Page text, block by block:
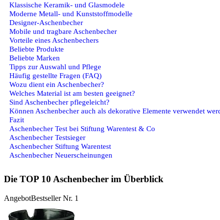
Klassische Keramik- und Glasmodele
Moderne Metall- und Kunststoffmodelle
Designer-Aschenbecher
Mobile und tragbare Aschenbecher
Vorteile eines Aschenbechers
Beliebte Produkte
Beliebte Marken
Tipps zur Auswahl und Pflege
Häufig gestellte Fragen (FAQ)
Wozu dient ein Aschenbecher?
Welches Material ist am besten geeignet?
Sind Aschenbecher pflegeleicht?
Können Aschenbecher auch als dekorative Elemente verwendet
Fazit
Aschenbecher Test bei Stiftung Warentest & Co
Aschenbecher Testsieger
Aschenbecher Stiftung Warentest
Aschenbecher Neuerscheinungen
Die TOP 10 Aschenbecher im Überblick
AngebotBestseller Nr. 1